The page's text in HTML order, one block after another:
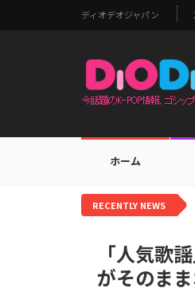
ディオデオジャパン
ホーム
RECENTLY NEWS
「人気歌
がそのま